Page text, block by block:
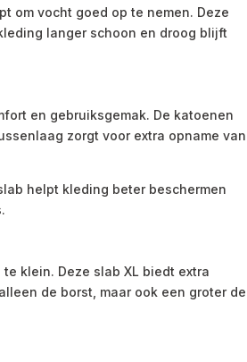
om vocht goed op te nemen. Deze
langer schoon en droog blijft
en gebruiksgemak. De katoenen
zorgt voor extra opname van
helpt kleding beter beschermen
klein. Deze slab XL biedt extra
de borst, maar ook een groter